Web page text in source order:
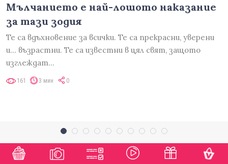
Мълчанието е най-лошото наказание
за тази зодия
Те са вдъхновение за всички. Те са прекрасни, уверени
и... възрастни. Те са известни в цял свят, защото
изглеждат…
161 3 мин 0